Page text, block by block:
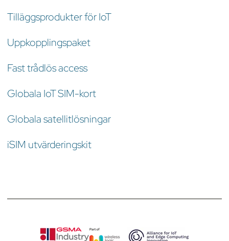
Tilläggsprodukter för IoT
Uppkopplingspaket
Fast trådlös access
Globala IoT SIM-kort
Globala satellitlösningar
iSIM utvärderingskit